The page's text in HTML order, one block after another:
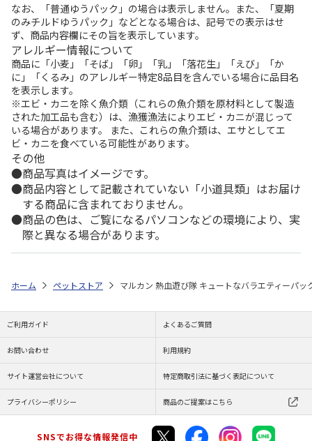
なお、「普通ゆうパック」の場合は表示しません。また、「夏期
のみチルドゆうパック」などとなる場合は、記号での表示はせ
ず、商品内容欄にその旨を表示しています。
アレルギー情報について
商品に「小麦」「そば」「卵」「乳」「落花生」「えび」「か
に」「くるみ」のアレルギー特定8品目を含んでいる場合に品目名
を表示します。
※エビ・カニを除く魚介類（これらの魚介類を原材料として製造
された加工品も含む）は、漁獲漁法によりエビ・カニが混じって
いる場合があります。 また、これらの魚介類は、エサとしてエ
ビ・カニを食べている可能性があります。
その他
商品写真はイメージです。
商品内容として記載されていない「小道具類」はお届け
する商品に含まれておりません。
商品の色は、ご覧になるパソコンなどの環境により、実
際と異なる場合があります。
ホーム ペットストア マルカン 熱血遊び隊 キュートなバラエティーパッ
ご利用ガイド よくあるご質問
お問い合わせ 利用規約
サイト運営会社について 特定商取引法に基づく表記について
プライバシーポリシー 商品のご提案はこちら
SNSでお得な情報発信中